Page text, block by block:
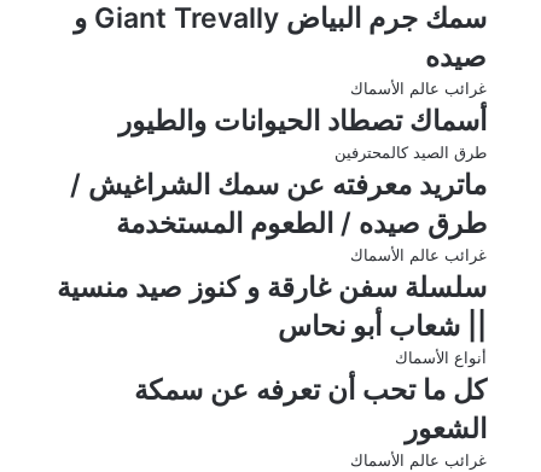
سمك جرم البياض Giant Trevally و
صيده
غرائب عالم الأسماك
أسماك تصطاد الحيوانات والطيور
طرق الصيد كالمحترفين
ماتريد معرفته عن سمك الشراغيش /
طرق صيده / الطعوم المستخدمة
غرائب عالم الأسماك
سلسلة سفن غارقة و كنوز صيد منسية
|| شعاب أبو نحاس
أنواع الأسماك
كل ما تحب أن تعرفه عن سمكة
الشعور
غرائب عالم الأسماك